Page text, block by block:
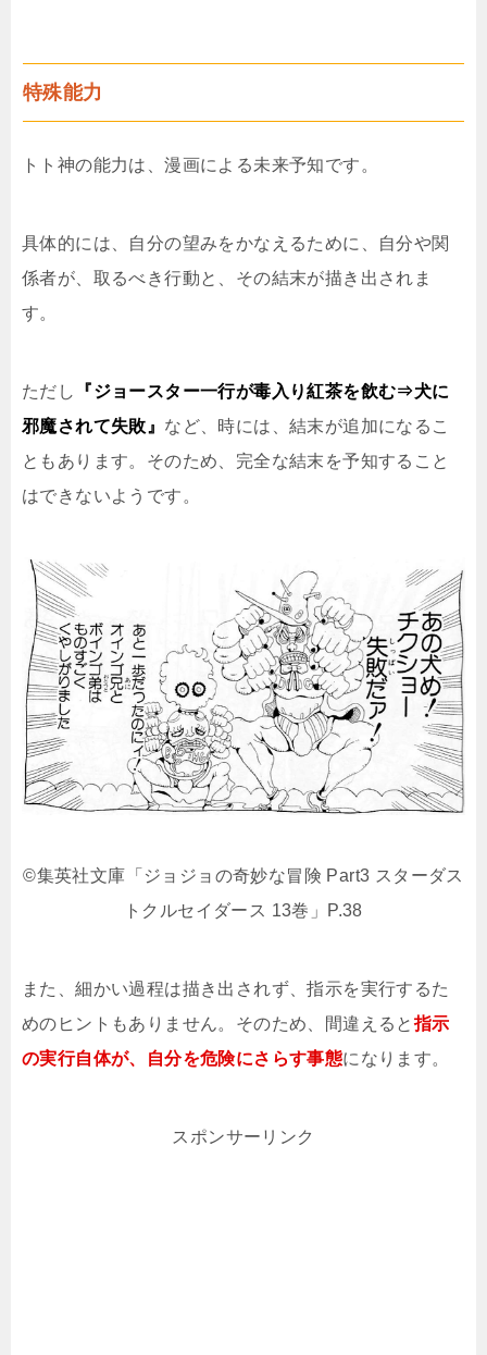
特殊能力
トト神の能力は、漫画による未来予知です。
具体的には、自分の望みをかなえるために、自分や関
係者が、取るべき行動と、その結末が描き出されま
す。
ただし
『ジョースター一行が毒入り紅茶を飲む⇒犬に
邪魔されて失敗』 など、時には、結末が追加になるこ
ともあります。そのため、完全な結末を予知すること
はできないようです。
©集英社文庫「ジョジョの奇妙な冒険 Part3 スターダス
トクルセイダース 13巻」P.38
また、細かい過程は描き出されず、指示を実行するた
めのヒントもありません。そのため、間違えると指示
の実行自体が、自分を危険にさらす事態になります。
スポンサーリンク